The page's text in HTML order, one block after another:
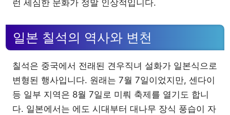
런 세심한 문화가 정말 인상적입니다.
일본 칠석의 역사와 변천
칠석은 중국에서 전래된 견우직녀 설화가 일본식으로
변형된 행사입니다. 원래는 7월 7일이었지만, 센다이
등 일부 지역은 8월 7일로 미뤄 축제를 열기도 합니
다. 일본에서는 에도 시대부터 대나무 장식 풍습이 자